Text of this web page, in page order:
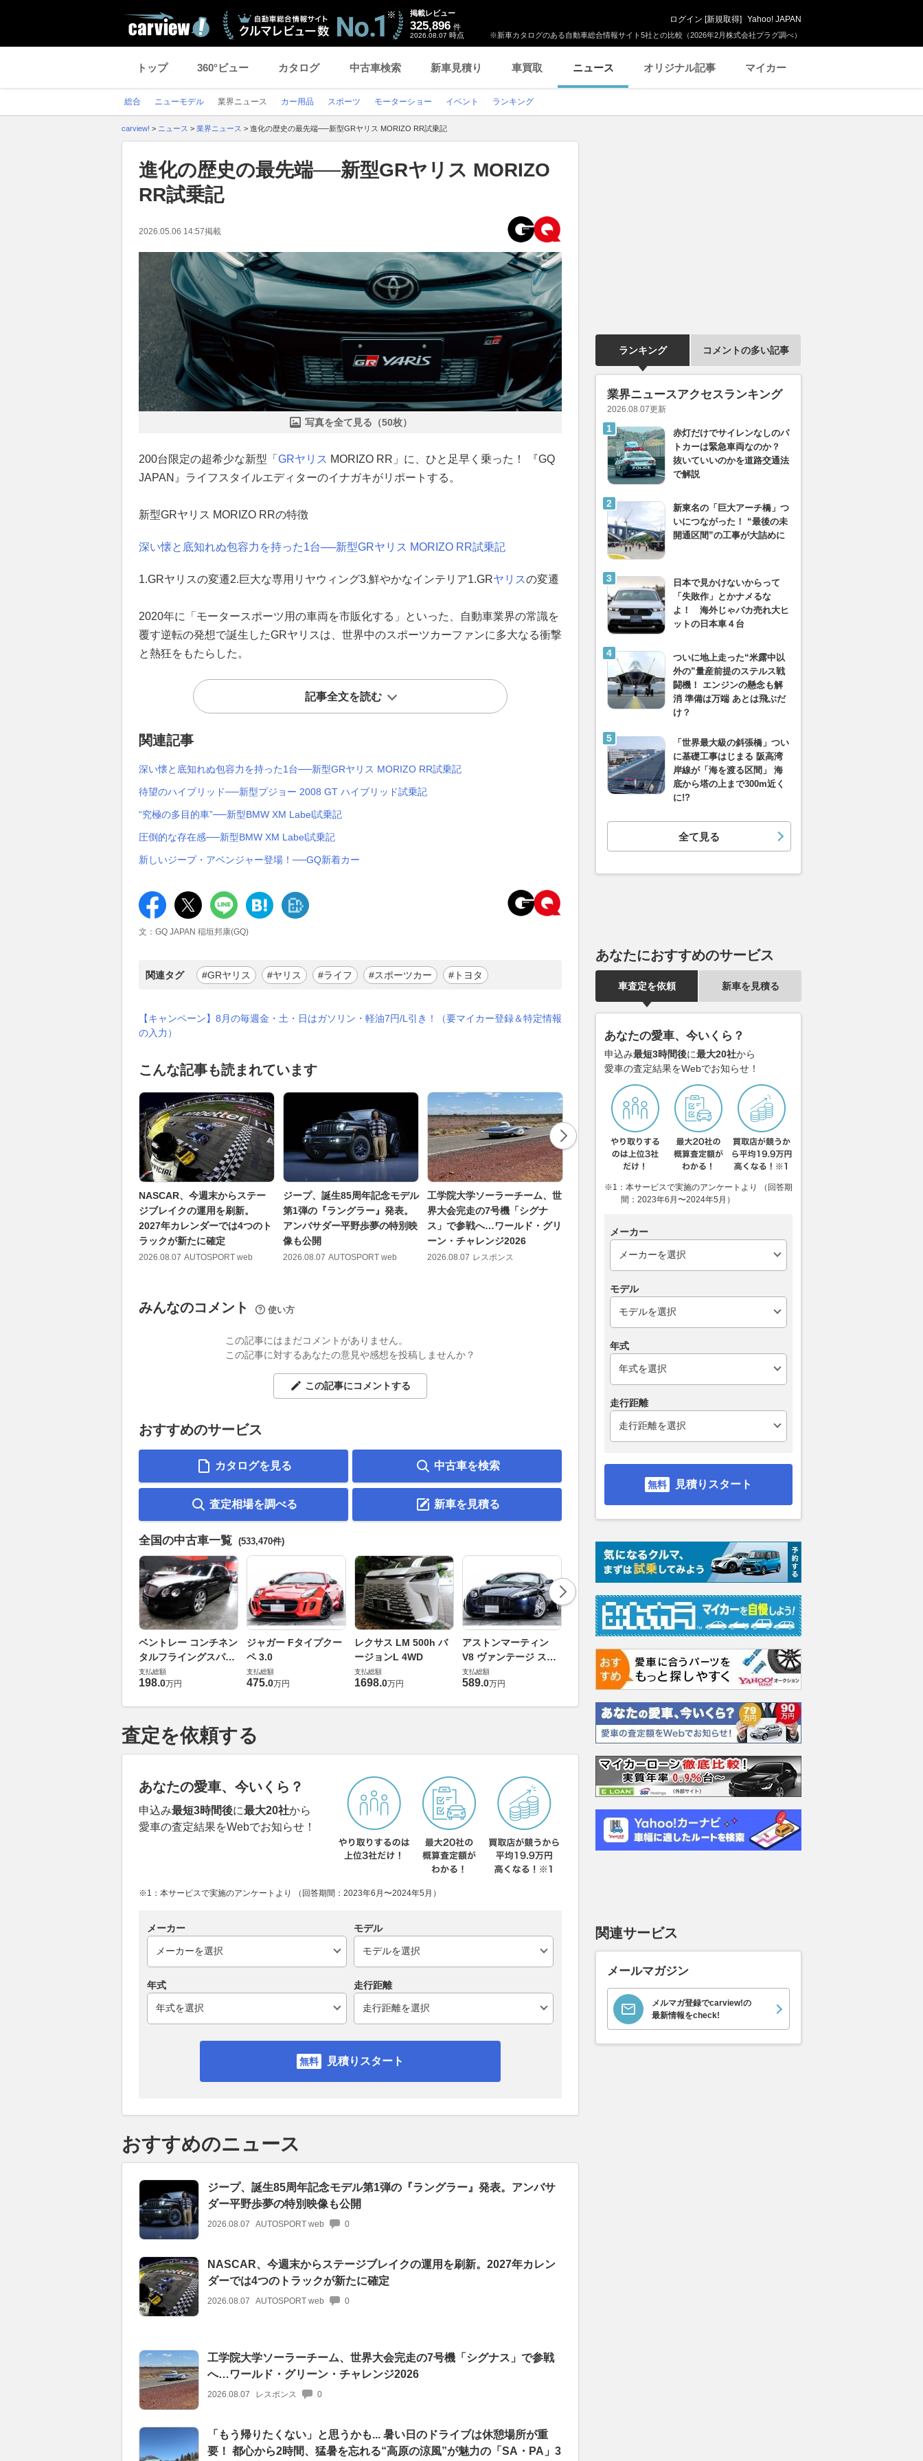
※新車カタログのある自動車総合情報サイト5社との比較（2026年2月株式会社プラグ調べ）
掲載レビュー
325,896 件
2026.08.07 時点
ログイン [新規取得] Yahoo! JAPAN
トップ 360°ビュー カタログ 中古車検索 新車見積り 車買取 ニュース オリジナル記事 マイカー
総合 ニューモデル 業界ニュース カー用品 スポーツ モーターショー イベント ランキング
carview! > ニュース > 業界ニュース > 進化の歴史の最先端──新型GRヤリス MORIZO RR試乗記
進化の歴史の最先端──新型GRヤリス MORIZO
RR試乗記
2026.05.06 14:57掲載
写真を全て見る（50枚）
200台限定の超希少な新型「 GRヤリス MORIZO RR」に、ひと足早く乗った！ 『GQ
JAPAN』ライフスタイルエディターのイナガキがリポートする。
新型GRヤリス MORIZO RRの特徴
深い懐と底知れぬ包容力を持った1台──新型GRヤリス MORIZO RR試乗記
1.GRヤリスの変遷2.巨大な専用リヤウィング3.鮮やかなインテリア1.GRヤリスの変遷
2020年に「モータースポーツ用の車両を市販化する」といった、自動車業界の常識を
覆す逆転の発想で誕生したGRヤリスは、世界中のスポーツカーファンに多大なる衝撃
と熱狂をもたらした。
記事全文を読む
関連記事
深い懐と底知れぬ包容力を持った1台──新型GRヤリス MORIZO RR試乗記
待望のハイブリッド──新型プジョー 2008 GT ハイブリッド試乗記
“究極の多目的車”──新型BMW XM Label試乗記
圧倒的な存在感──新型BMW XM Label試乗記
新しいジープ・アベンジャー登場！──GQ新着カー
文：GQ JAPAN 稲垣邦康(GQ)
関連タグ #GRヤリス #ヤリス #ライフ #スポーツカー #トヨタ
【キャンペーン】8月の毎週金・土・日はガソリン・軽油7円/L引き！（要マイカー登録＆特定情報
の入力）
こんな記事も読まれています
NASCAR、今週末からステー
ジブレイクの運用を刷新。
2027年カレンダーでは4つのト
ラックが新たに確定
2026.08.07 AUTOSPORT web
ジープ、誕生85周年記念モデル
第1弾の『ラングラー』発表。
アンバサダー平野歩夢の特別映
像も公開
2026.08.07 AUTOSPORT web
工学院大学ソーラーチーム、世
界大会完走の7号機「シグナ
ス」で参戦へ…ワールド・グリ
ーン・チャレンジ2026
2026.08.07 レスポンス
「もう帰りたくない」と思うか
所が重要！ 都心から2時間、猛
暑を忘れる“高原の涼風”が魅力
の「SA・PA」3選
2026.08.07 VAGUE
未発表のランボルギーニ最新モ
樹立
AUTOSPORT web
みんなのコメント 使い方
この記事にはまだコメントがありません。
この記事に対するあなたの意見や感想を投稿しませんか？
この記事にコメントする
おすすめのサービス
カタログを見る 中古車を検索
査定相場を調べる 新車を見積る
全国の中古車一覧 (533,470件)
ベントレー コンチネン
タルフライングスパー
6.0 4WD
支払総額
198.0万円
ジャガー Fタイプクー
ペ 3.0
支払総額
475.0万円
レクサス LM 500h バ
ージョンL 4WD
支払総額
1698.0万円
アストンマーティン
V8 ヴァンテージ スポ
ーツシフト
支払総額
589.0万円
ロータス エヴォーラ
エヴォーラ
支払総額
0 万円
ホンダ NSX 3.0
898.0万円
ロールスロイス ゴース
ト ロールスロイス ゴ
ースト(第1世代 / RR4)
支払総額
905
査定を依頼する
あなたの愛車、今いくら？
申込み最短3時間後に最大20社から
愛車の査定結果をWebでお知らせ！
※1：本サービスで実施のアンケートより （回答期間：2023年6月〜2024年5月）
メーカー モデル
年式 走行距離
見積りスタート
おすすめのニュース
ジープ、誕生85周年記念モデル第1弾の『ラングラー』発表。アンバサ
ダー平野歩夢の特別映像も公開
2026.08.07 AUTOSPORT web 0
NASCAR、今週末からステージブレイクの運用を刷新。2027年カレン
ダーでは4つのトラックが新たに確定
2026.08.07 AUTOSPORT web 0
工学院大学ソーラーチーム、世界大会完走の7号機「シグナス」で参戦
へ…ワールド・グリーン・チャレンジ2026
2026.08.07 レスポンス 0
「もう帰りたくない」と思うかも... 暑い日のドライブは休憩場所が重
要！ 都心から2時間、猛暑を忘れる“高原の涼風”が魅力の「SA・PA」3
ランキング コメントの多い記事
業界ニュースアクセスランキング
2026.08.07更新
赤灯だけでサイレンなしのパ
トカーは緊急車両なのか？
抜いていいのかを道路交通法
で解説
新東名の「巨大アーチ橋」つ
いにつながった！ “最後の未
開通区間”の工事が大詰めに
日本で見かけないからって
「失敗作」とかナメるな
よ！ 海外じゃバカ売れ大ヒ
ットの日本車４台
ついに地上走った“米露中以
外の”量産前提のステルス戦
闘機！ エンジンの懸念も解
消 準備は万端 あとは飛ぶだ
け？
「世界最大級の斜張橋」つい
に基礎工事はじまる 阪高湾
岸線が「海を渡る区間」 海
底から塔の上まで300m近く
に!?
全て見る
あなたにおすすめのサービス
車査定を依頼 新車を見積る
あなたの愛車、今いくら？
申込み最短3時間後に最大20社から
愛車の査定結果をWebでお知らせ！
※1：本サービスで実施のアンケートより （回答期
間：2023年6月〜2024年5月）
メーカー
モデル
年式
走行距離
見積りスタート
関連サービス
メールマガジン
メルマガ登録でcarview!の
最新情報をcheck!